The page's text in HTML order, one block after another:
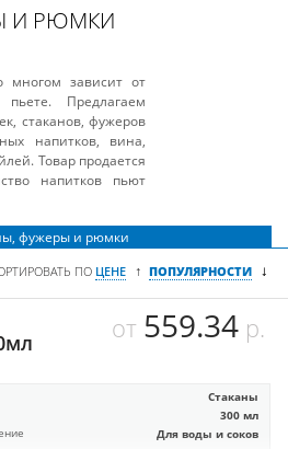
И РЮМКИ
многом зависит от
Предлагаем
стаканов, фужеров
напитков, вина,
Товар продается
напитков пьют
фужеры и рюмки
ПО ЦЕНЕ ↑ ПОПУЛЯРНОСТИ ↓
от 559.34р.
Стаканы
300 мл
Для воды и соков